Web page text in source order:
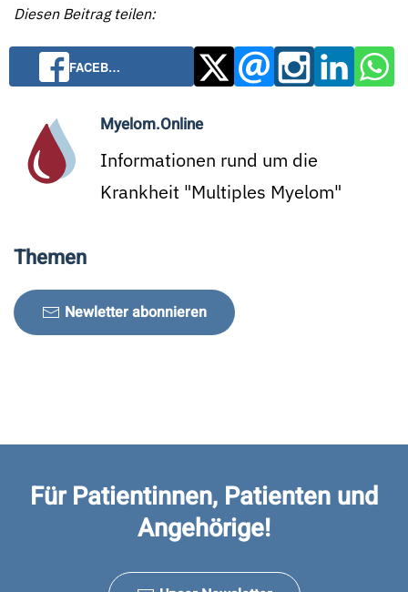
Diesen Beitrag teilen:
FACEB…
Myelom.Online
Informationen rund um die
Krankheit "Multiples Myelom"
Themen
Newletter abonnieren
Für Patientinnen, Patienten und
Angehörige!